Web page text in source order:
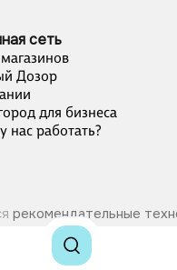
сеть
Дозор
для бизнеса
нас работать?
рекомендательные